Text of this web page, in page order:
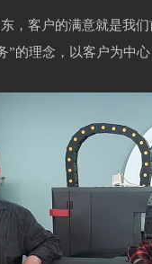
，客户的满意就是我们
的理念，以客户为中